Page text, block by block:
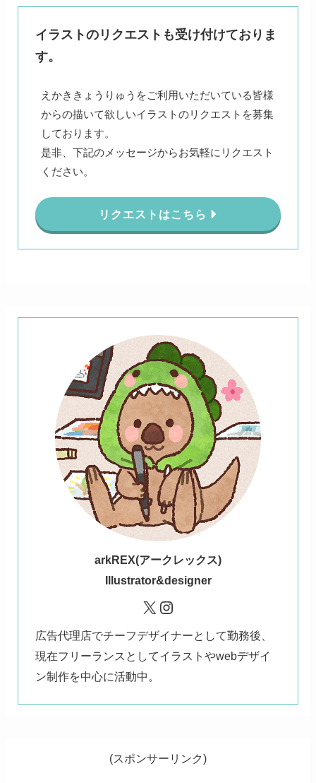
イラストのリクエストも受け付けておりま
す。
えかききょうりゅうをご利用いただいている皆様
からの描いて欲しいイラストのリクエストを募集
しております。
是非、下記のメッセージからお気軽にリクエスト
ください。
リクエストはこちら
arkREX(アークレックス)
Illustrator&designer
X Instagram
広告代理店でチーフデザイナーとして勤務後、
現在フリーランスとしてイラストやwebデザイ
ン制作を中心に活動中。
(スポンサーリンク)